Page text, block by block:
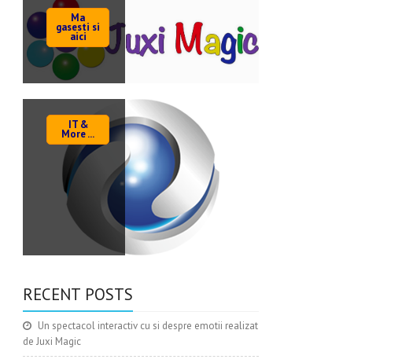
Ma
gasesti si
aici
IT &
More ...
RECENT POSTS
Un spectacol interactiv cu si despre emotii realizat
de Juxi Magic